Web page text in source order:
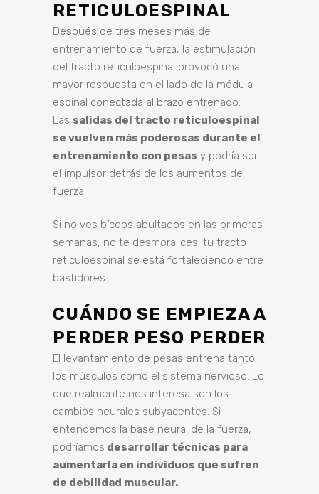
RETICULOESPINAL
Después de tres meses más de
entrenamiento de fuerza, la estimulación
del tracto reticuloespinal provocó una
mayor respuesta en el lado de la médula
espinal conectada al brazo entrenado.
Las salidas del tracto reticuloespinal
se vuelven más poderosas durante el
entrenamiento con pesas y podría ser
el impulsor detrás de los aumentos de
fuerza.
Si no ves bíceps abultados en las primeras
semanas, no te desmoralices: tu tracto
reticuloespinal se está fortaleciendo entre
bastidores.
CUÁNDO SE EMPIEZA A
PERDER PESO PERDER
El levantamiento de pesas entrena tanto
los músculos como el sistema nervioso. Lo
que realmente nos interesa son los
cambios neurales subyacentes. Si
entendemos la base neural de la fuerza,
podríamos desarrollar técnicas para
aumentarla en individuos que sufren
de debilidad muscular.